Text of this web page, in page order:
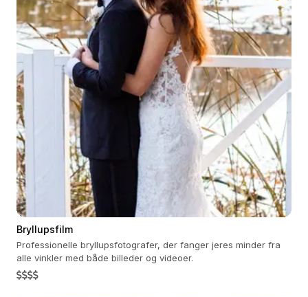
Bryllupsfilm
Professionelle bryllupsfotografer, der fanger jeres minder fra
alle vinkler med både billeder og videoer.